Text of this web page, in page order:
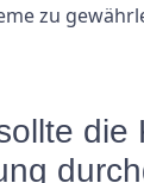
zu
die